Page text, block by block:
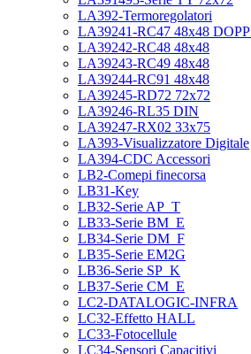
LA392-Termoregolatori
LA39241-RC47 48x48
LA39242-RC48 48x48
LA39243-RC49 48x48
LA39244-RC91 48x48
LA39245-RD72 72x72
LA39246-RL35 DIN
LA39247-RX02 33x75
LA393-Visualizzatore Digitale
LA394-CDC Accessori
LB2-Comepi finecorsa
LB31-Key
LB32-Serie AP_T
LB33-Serie BM_E
LB34-Serie DM_F
LB35-Serie EM2G
LB36-Serie SP_K
LB37-Serie CM_E
LC2-DATALOGIC-INFRA
LC32-Effetto HALL
LC33-Fotocellule
LC34-Sensori Capacitivi